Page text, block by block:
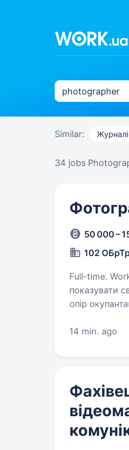
Similar:
34 jobs
50 000 –
102
Full-time. Work
показувати
опір
14 min. ago